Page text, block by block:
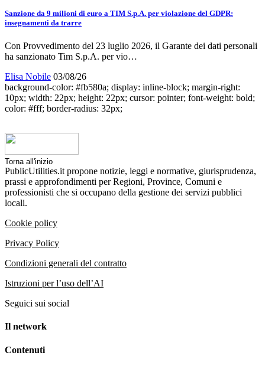
Sanzione da 9 milioni di euro a TIM S.p.A. per violazione del GDPR:
insegnamenti da trarre
Con Provvedimento del 23 luglio 2026, il Garante dei dati personali
ha sanzionato Tim S.p.A. per vio…
Elisa Nobile 03/08/26
background-color: #fb580a; display: inline-block; margin-right:
10px; width: 22px; height: 22px; cursor: pointer; font-weight: bold;
color: #fff; border-radius: 32px;
Torna all'inizio
PublicUtilities.it propone notizie, leggi e normative, giurisprudenza,
prassi e approfondimenti per Regioni, Province, Comuni e
professionisti che si occupano della gestione dei servizi pubblici
locali.
Cookie policy
Privacy Policy
Condizioni generali del contratto
Istruzioni per l’uso dell’AI
Seguici sui social
Il network
Contenuti